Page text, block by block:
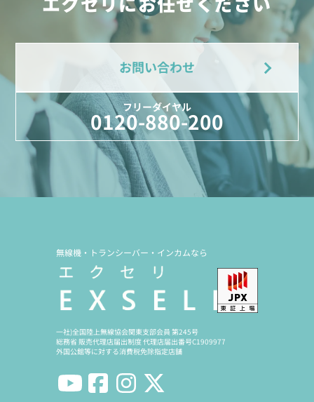
お問い合わせ
フリーダイヤル
0120-880-200
無線機・トランシーバー・インカムなら
一社)全国陸上無線協会関東支部会員 第245号
総務省 販売代理店届出制度 代理店届出番号C1909977
外国公館等に対する消費税免除指定店舗